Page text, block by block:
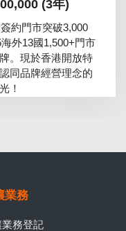
(3年)
約門市突破3,000
外13國1,500+門市
。現於香港開放特
同品牌經營理念的
！
業務
業務登記